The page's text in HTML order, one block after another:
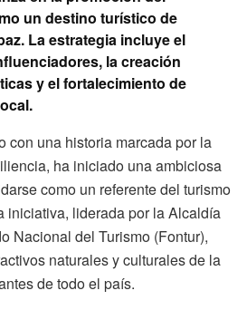
un destino turístico de
La estrategia incluye el
la creación
y el fortalecimiento de
con una historia marcada por la
ha iniciado una ambiciosa
como un referente del turismo
iniciativa, liderada por la Alcaldía
Nacional del Turismo (Fontur),
naturales y culturales de la
de todo el país.